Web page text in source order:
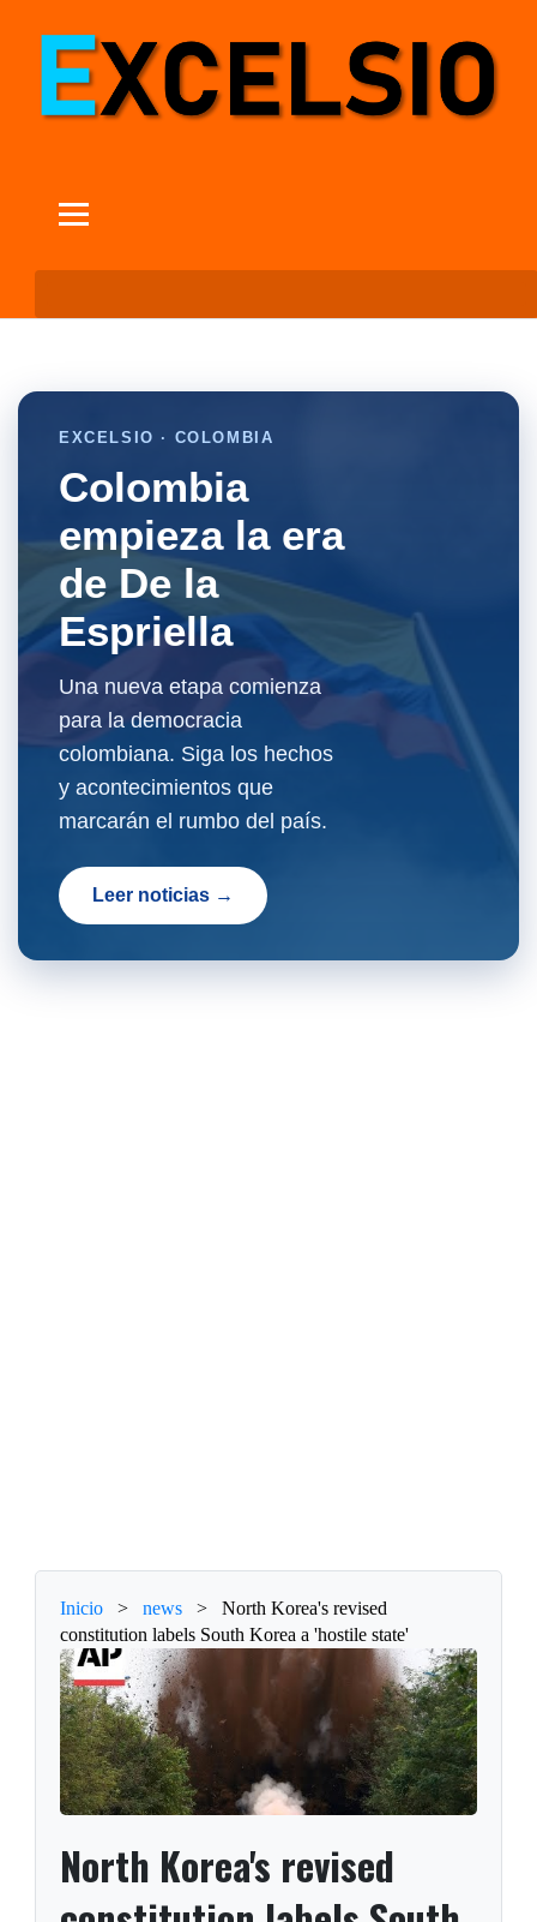
EXCELSIO · COLOMBIA
Colombia
empieza la era
de De la
Espriella
Una nueva etapa comienza
para la democracia
colombiana. Siga los hechos
y acontecimientos que
marcarán el rumbo del país.
Leer noticias →
Inicio > news >
North Korea's revised
constitution labels South Korea a 'hostile state'
North Korea's revised